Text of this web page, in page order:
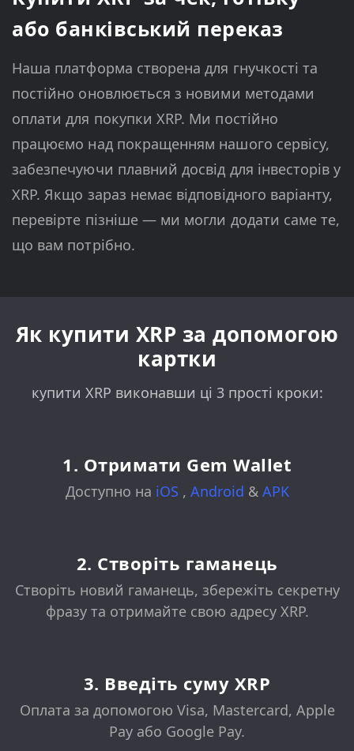
або банківський переказ
Наша платформа створена для гнучкості та
постійно оновлюється з новими методами
оплати для покупки XRP. Ми постійно
працюємо над покращенням нашого сервісу,
забезпечуючи плавний досвід для інвесторів у
XRP. Якщо зараз немає відповідного варіанту,
перевірте пізніше — ми могли додати саме те,
що вам потрібно.
Як купити XRP за допомогою
картки
купити XRP виконавши ці 3 прості кроки:
1. Отримати Gem Wallet
Доступно на iOS , Android & APK
2. Створіть гаманець
Створіть новий гаманець, збережіть секретну
фразу та отримайте свою адресу XRP.
3. Введіть суму XRP
Оплата за допомогою Visa, Mastercard, Apple
Pay або Google Pay.